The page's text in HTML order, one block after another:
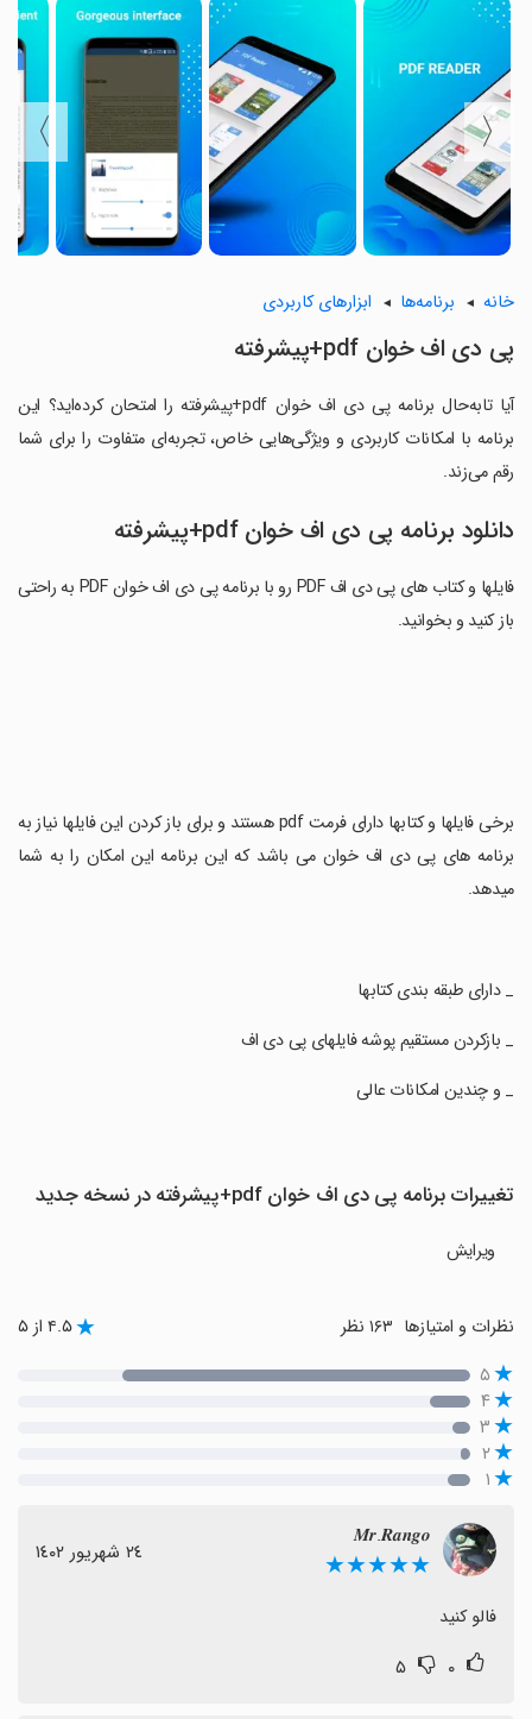
〈
〉
خانه برنامه‌ها ابزارهای کاربردی
پی دی اف خوان pdf+پیشرفته
آیا تابه‌حال برنامه پی دی اف خوان pdf+پیشرفته را امتحان کرده‌اید؟ این
برنامه با امکانات کاربردی و ویژگی‌هایی خاص، تجربه‌ای متفاوت را برای شما
رقم می‌زند.
دانلود برنامه پی دی اف خوان pdf+پیشرفته
فایلها و کتاب های پی دی اف PDF رو با برنامه پی دی اف خوان PDF به راحتی
باز کنید و بخوانید.
‏برخی فایلها و کتابها دارای فرمت pdf هستند و برای باز کردن این فایلها نیاز به
برنامه های پی دی اف خوان می باشد که این برنامه این امکان را به شما
میدهد.
‏_ دارای طبقه بندی کتابها
‏_ بازکردن مستقیم پوشه فایلهای پی دی اف
‏_ و چندین امکانات عالی
تغییرات برنامه پی دی اف خوان pdf+پیشرفته در نسخه جدید
ویرایش
نظرات و امتیازها ۴.۵ از ۵
۵
۴
۳
۲
۱
𝑴𝒓.𝑹𝒂𝒏𝒈𝒐
★★★★★ ٢٤ شهریور ١٤٠٢
فالو کنید
۰ ۵